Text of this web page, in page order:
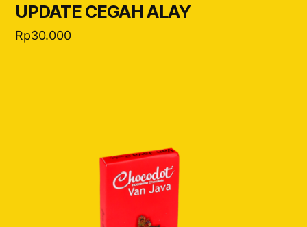
UPDATE CEGAH ALAY
Rp30.000